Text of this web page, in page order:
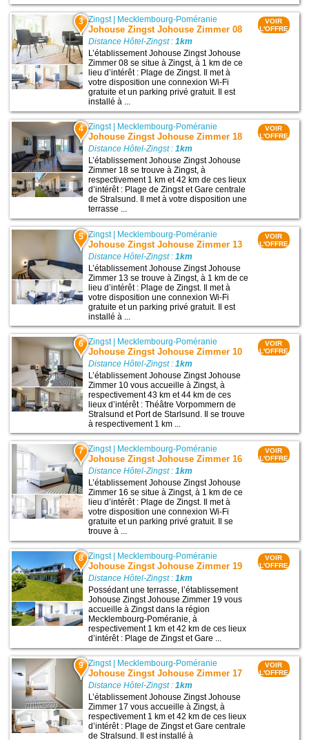
3 Zingst| Mecklembourg-Poméranie
Johouse Zingst Johouse Zimmer 08
Distance Hôtel-Zingst :1km
L’établissement Johouse Zingst Johouse
Zimmer 08 se situe à Zingst, à 1 km de ce
lieu d’intérêt : Plage de Zingst. Il met à
votre disposition une connexion Wi-Fi
gratuite et un parking privé gratuit. Il est
installé à ...
VOIR
L'OFFRE
4 Zingst| Mecklembourg-Poméranie
Johouse Zingst Johouse Zimmer 18
Distance Hôtel-Zingst :1km
L’établissement Johouse Zingst Johouse
Zimmer 18 se trouve à Zingst, à
respectivement 1 km et 42 km de ces lieux
d’intérêt : Plage de Zingst et Gare centrale
de Stralsund. Il met à votre disposition une
terrasse ...
VOIR
L'OFFRE
5 Zingst| Mecklembourg-Poméranie
Johouse Zingst Johouse Zimmer 13
Distance Hôtel-Zingst :1km
L’établissement Johouse Zingst Johouse
Zimmer 13 se trouve à Zingst, à 1 km de ce
lieu d’intérêt : Plage de Zingst. Il met à
votre disposition une connexion Wi-Fi
gratuite et un parking privé gratuit. Il est
installé à ...
VOIR
L'OFFRE
6 Zingst| Mecklembourg-Poméranie
Johouse Zingst Johouse Zimmer 10
Distance Hôtel-Zingst :1km
L’établissement Johouse Zingst Johouse
Zimmer 10 vous accueille à Zingst, à
respectivement 43 km et 44 km de ces
lieux d’intérêt : Théâtre Vorpommern de
Stralsund et Port de Starlsund. Il se trouve
à respectivement 1 km ...
VOIR
L'OFFRE
7 Zingst| Mecklembourg-Poméranie
Johouse Zingst Johouse Zimmer 16
Distance Hôtel-Zingst :1km
L’établissement Johouse Zingst Johouse
Zimmer 16 se situe à Zingst, à 1 km de ce
lieu d’intérêt : Plage de Zingst. Il met à
votre disposition une connexion Wi-Fi
gratuite et un parking privé gratuit. Il se
trouve à ...
VOIR
L'OFFRE
8 Zingst| Mecklembourg-Poméranie
Johouse Zingst Johouse Zimmer 19
Distance Hôtel-Zingst :1km
Possédant une terrasse, l’établissement
Johouse Zingst Johouse Zimmer 19 vous
accueille à Zingst dans la région
Mecklembourg-Poméranie, à
respectivement 1 km et 42 km de ces lieux
d’intérêt : Plage de Zingst et Gare ...
VOIR
L'OFFRE
9 Zingst| Mecklembourg-Poméranie
Johouse Zingst Johouse Zimmer 17
Distance Hôtel-Zingst :1km
L’établissement Johouse Zingst Johouse
Zimmer 17 vous accueille à Zingst, à
respectivement 1 km et 42 km de ces lieux
d’intérêt : Plage de Zingst et Gare centrale
de Stralsund. Il est installé à
VOIR
L'OFFRE